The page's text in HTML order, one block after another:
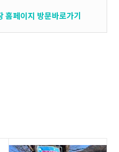
홈페이지 방문바로가기